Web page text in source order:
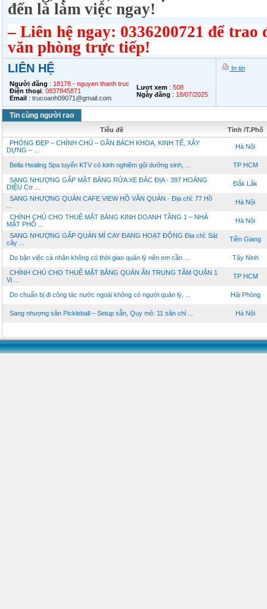
đến là làm việc ngay!
– Liên hệ ngay: 0336200721 để trao
văn phòng trực tiếp!
LIÊN HỆ
Người đăng : 18178 - nguyen thanh truc
Điện thoại: 0837845871
Email : trucoanh09071@gmail.com
Lượt xem : 508
Ngày đăng : 18/07/2025
In tin
Tin cùng người rao
Tiêu đề
Tỉnh /T.Phố
PHÒNG ĐẸP – CHÍNH CHỦ – GẦN BÁCH KHOA, KINH TẾ, XÂY
DỰNG – ...
Hà Nội
Bella Healing Spa tuyển KTV có kinh nghiệm gội dưỡng sinh, ... TP HCM
SANG NHƯỢNG GẤP MẶT BẰNG RỬA XE ĐẮC ĐỊA - 397 HOÀNG
DIỆU Cơ ...
Đắk Lắk
SANG NHƯỢNG QUÁN CAFE VIEW HỒ VĂN QUÁN - Địa chỉ: 77 Hồ
Hà Nội
CHÍNH CHỦ CHO THUÊ MẶT BẰNG KINH DOANH TẦNG 1 – NHÀ
MẶT PHỐ ...
Hà Nội
SANG NHƯỢNG GẤP QUÁN MÌ CAY ĐANG HOẠT ĐỘNG Địa chỉ: Sát
cây ...
Tiền Giang
Do bận việc cá nhân không có thời gian quản lý nên em cần ... Tây Ninh
CHÍNH CHỦ CHO THUÊ MẶT BẰNG QUÁN ĂN TRUNG TÂM QUẬN 1
Vị ...
TP HCM
Do chuẩn bị đi công tác nước ngoài không có người quản lý, ... Hải Phòng
Sang nhượng sân Pickleball – Setup sẵn, Quy mô: 11 sân chỉ ... Hà Nội